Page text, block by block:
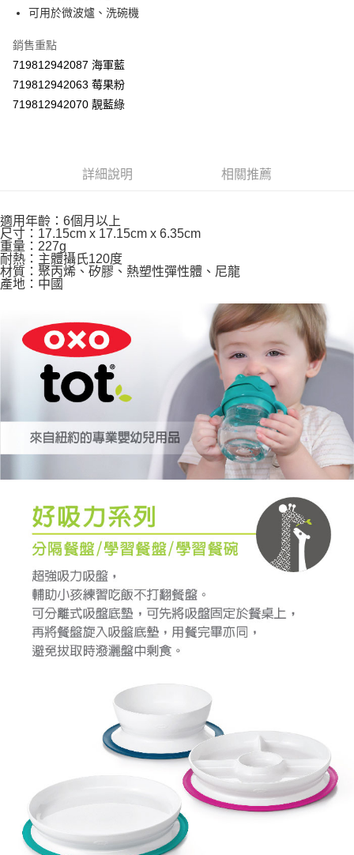
AFTEE先享後付
【關於「AFTEE先享後付」】
AFTEE先享後付是「在收到商品之後才付款」的支付方式。 讓您購物簡單
１．簡單：不需註冊會員、不需綁卡、不需儲值。
２．便利：只要手機號碼，簡訊認證，即可結帳。
結帳頁面，進行簡訊認證並確認金額後，即可完成結帳。
ATM／網路銀行／等多元方式進行付款，方視為交易完成。
※ 請注意：結帳手續完成當下不需立刻繳費，但若您需要取消訂單，請聯絡
購買商品的店家。未經商家同意取消之訂單仍視為有效，需透過AFTEE先享
後付繳納相關費用。
※ 交易是否成功請以「AFTEE先享後付 」之結帳頁面顯示為準，若有關於
是否繳費成功／繳費後需取消欲退款等相關疑問，請聯繫「AFTEE先享後付
【注意事項】
１．透過由恩沛科技股份有限公司提供之「AFTEE先享後付」服務完成之交
易，需依本服務之必要範圍內提供個人資料，並將交易相關給付款項請求債
權轉讓予恩沛科技股份有限公司。
２．關於個人資料處理事宜，請瀏覽以下網址：
https://aftee.tw/terms/#terms3
３．未成年的使用者請事先徵得法定代理人或監護人之同意方可使用
「AFTEE先享後付」，若未經同意申辦者引起之損失，本公司不負相關責
任。
４．使用「AFTEE先享後付」時，將依據個別帳號之用戶狀況，依本公司即
時審查核予不同之上限額度；若仍有額度不足之情形，本公司將視審查結果
５．嚴禁一人註冊多個帳號或使用他人資訊註冊。若發現惡意使用之情形，
恩沛科技股份有限公司將有權停止該用戶之使用額度並採取法律行動。
付款後全家取貨
7-11取貨付款
每筆NT$60，滿NT$590(含以上)免運費
付款後7-11取貨
每筆NT$60，滿NT$590(含以上)免運費
每筆NT$100，滿NT$590(含以上)免運費
離島宅配
每筆NT$150，滿NT$890(含以上)免運費
可用於微波爐、洗碗機
銷售重點
719812942087 海軍藍
719812942063 莓果粉
719812942070 靚藍綠
詳細說明 相關推薦
適用年齡：6個月以上
尺寸：17.15cm x 17.15cm x 6.35cm
重量：227g
耐熱：主體攝氏120度
材質：聚丙烯、矽膠、熱塑性彈性體、尼龍
產地：中國